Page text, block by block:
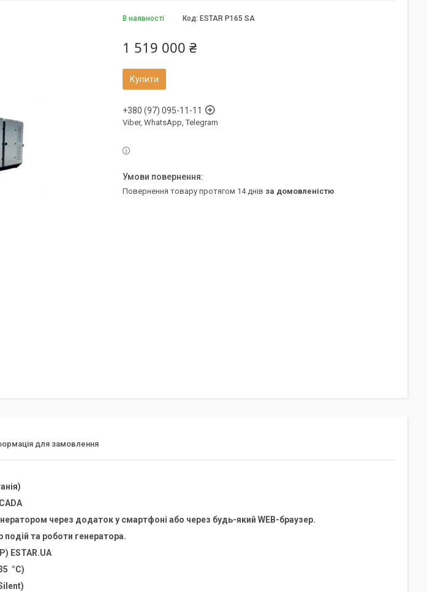
В наявності Код: ESTAR P165 SA
1 519 000 ₴
Купити
+380 (97) 095-11-11
Viber, WhatsApp, Telegram
повернення товару протягом 14 днів за домовленістю
для замовлення
через додаток у смартфоні або через будь-який WEB-браузер.
та роботи генератора.
ESTAR.UA
°C)